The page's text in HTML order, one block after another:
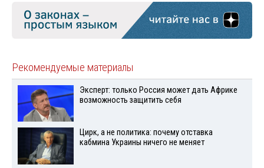
Рекомендуемые материалы
Эксперт: только Россия может дать Африке
возможность защитить себя
Цирк, а не политика: почему отставка
кабмина Украины ничего не меняет